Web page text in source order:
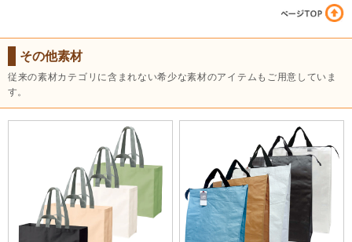
その他素材
従来の素材カテゴリに含まれない希少な素材のアイテムもご用意していま
す。